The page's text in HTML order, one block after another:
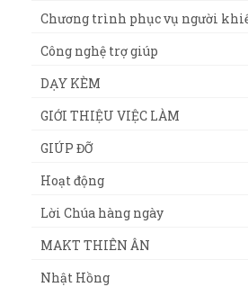
Chương trình phục vụ người
Công nghệ trợ giúp
DẠY KÈM
GIỚI THIỆU VIỆC LÀM
GIÚP ĐỠ
Hoạt động
Lời Chúa hàng ngày
MAKT THIÊN ÂN
Nhật Hồng